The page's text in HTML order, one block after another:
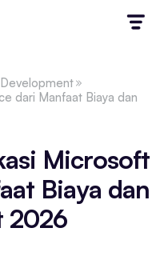
Development
dari Manfaat Biaya dan
Microsoft
Biaya dan
2026